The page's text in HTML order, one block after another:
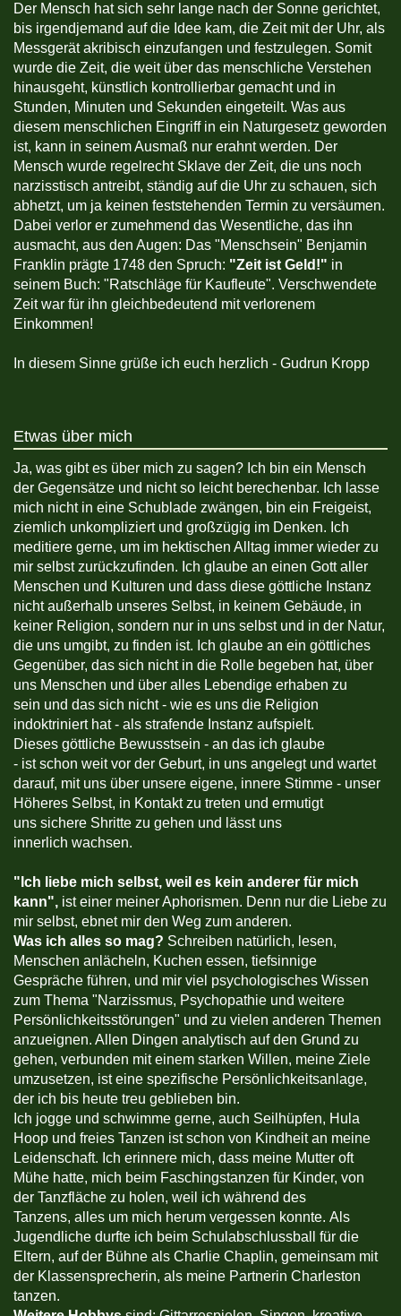
Der Mensch hat sich sehr lange nach der Sonne gerichtet,
bis irgendjemand auf die Idee kam, die Zeit mit der Uhr, als
Messgerät akribisch einzufangen und festzulegen. Somit
wurde die Zeit, die weit über das menschliche Verstehen
hinausgeht, künstlich kontrollierbar gemacht und in
Stunden, Minuten und Sekunden eingeteilt. Was aus
diesem menschlichen Eingriff in ein Naturgesetz geworden
ist, kann in seinem Ausmaß nur erahnt werden. Der
Mensch wurde regelrecht Sklave der Zeit, die uns noch
narzisstisch antreibt, ständig auf die Uhr zu schauen, sich
abhetzt, um ja keinen feststehenden Termin zu versäumen.
Dabei verlor er zumehmend das Wesentliche, das ihn
ausmacht, aus den Augen: Das "Menschsein" Benjamin
Franklin prägte 1748 den Spruch: "Zeit ist Geld!" in
seinem Buch: "Ratschläge für Kaufleute". Verschwendete
Zeit war für ihn gleichbedeutend mit verlorenem
Einkommen!
In diesem Sinne grüße ich euch herzlich - Gudrun Kropp
Etwas über mich
Ja, was gibt es über mich zu sagen? Ich bin ein Mensch
der Gegensätze und nicht so leicht berechenbar. Ich lasse
mich nicht in eine Schublade zwängen, bin ein Freigeist,
ziemlich unkompliziert und großzügig im Denken. Ich
meditiere gerne, um im hektischen Alltag immer wieder zu
mir selbst zurückzufinden. Ich glaube an einen Gott aller
Menschen und Kulturen und dass diese göttliche Instanz
nicht außerhalb unseres Selbst, in keinem Gebäude, in
keiner Religion, sondern nur in uns selbst und in der Natur,
die uns umgibt, zu finden ist. Ich glaube an ein göttliches
Gegenüber, das sich nicht in die Rolle begeben hat, über
uns Menschen und über alles Lebendige erhaben zu
sein und das sich nicht - wie es uns die Religion
indoktriniert hat - als strafende Instanz aufspielt.
Dieses göttliche Bewusstsein - an das ich glaube
- ist schon weit vor der Geburt, in uns angelegt und wartet
darauf, mit uns über unsere eigene, innere Stimme - unser
Höheres Selbst, in Kontakt zu treten und ermutigt
uns sichere Shritte zu gehen und lässt uns
innerlich wachsen.
" Ich liebe mich selbst, weil es kein anderer für mich
kann", ist einer meiner Aphorismen. Denn nur die Liebe zu
mir selbst, ebnet mir den Weg zum anderen.
Was ich alles so mag? Schreiben natürlich, lesen,
Menschen anlächeln, Kuchen essen, tiefsinnige
Gespräche führen, und mir viel psychologisches Wissen
zum Thema "Narzissmus, Psychopathie und weitere
Persönlichkeitsstörungen" und zu vielen anderen Themen
anzueignen. Allen Dingen analytisch auf den Grund zu
gehen, verbunden mit einem starken Willen, meine Ziele
umzusetzen, ist eine spezifische Persönlichkeitsanlage,
der ich bis heute treu geblieben bin.
Ich jogge und schwimme gerne, auch Seilhüpfen, Hula
Hoop und freies Tanzen ist schon von Kindheit an meine
Leidenschaft. Ich erinnere mich, dass meine Mutter oft
Mühe hatte, mich beim Faschingstanzen für Kinder, von
der Tanzfläche zu holen, weil ich während des
Tanzens, alles um mich herum vergessen konnte. Als
Jugendliche durfte ich beim Schulabschlussball für die
Eltern, auf der Bühne als Charlie Chaplin, gemeinsam mit
der Klassensprecherin, als meine Partnerin Charleston
tanzen.